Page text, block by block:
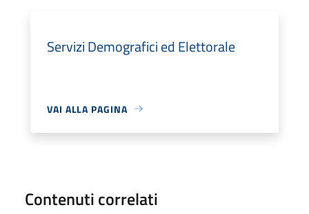
Servizi Demografici ed Elettorale
VAI ALLA PAGINA
Contenuti correlati